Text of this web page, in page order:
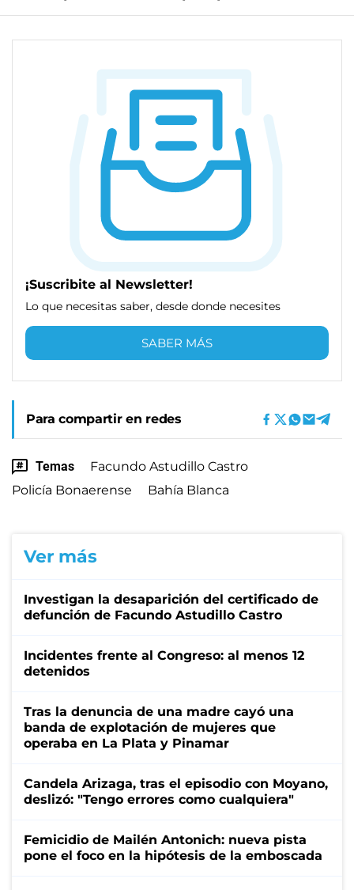
¡Suscribite al Newsletter!
Lo que necesitas saber, desde donde necesites
SABER MÁS
Para compartir en redes
Temas
Facundo Astudillo Castro
Policía Bonaerense
Bahía Blanca
Ver más
Investigan la desaparición del certificado de
defunción de Facundo Astudillo Castro
Incidentes frente al Congreso: al menos 12
detenidos
Tras la denuncia de una madre cayó una
banda de explotación de mujeres que
operaba en La Plata y Pinamar
Candela Arizaga, tras el episodio con Moyano,
deslizó: "Tengo errores como cualquiera"
Femicidio de Mailén Antonich: nueva pista
pone el foco en la hipótesis de la emboscada